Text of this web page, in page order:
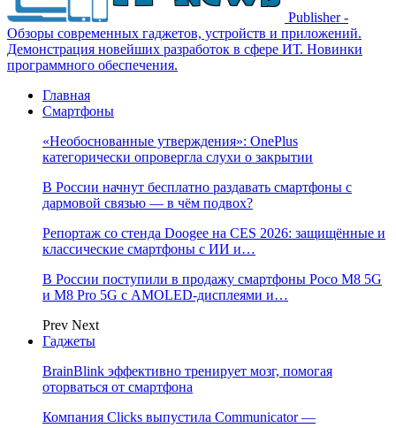
Publisher -
Обзоры современных гаджетов, устройств и приложений.
Демонстрация новейших разработок в сфере ИТ. Новинки
программного обеспечения.
Главная
Смартфоны
«Необоснованные утверждения»: OnePlus
категорически опровергла слухи о закрытии
В России начнут бесплатно раздавать смартфоны с
дармовой связью — в чём подвох?
Репортаж со стенда Doogee на CES 2026: защищённые и
классические смартфоны с ИИ и…
В России поступили в продажу смартфоны Poco M8 5G
и M8 Pro 5G с AMOLED-дисплеями и…
Prev Next
Гаджеты
BrainBlink эффективно тренирует мозг, помогая
оторваться от смартфона
Компания Clicks выпустила Communicator —